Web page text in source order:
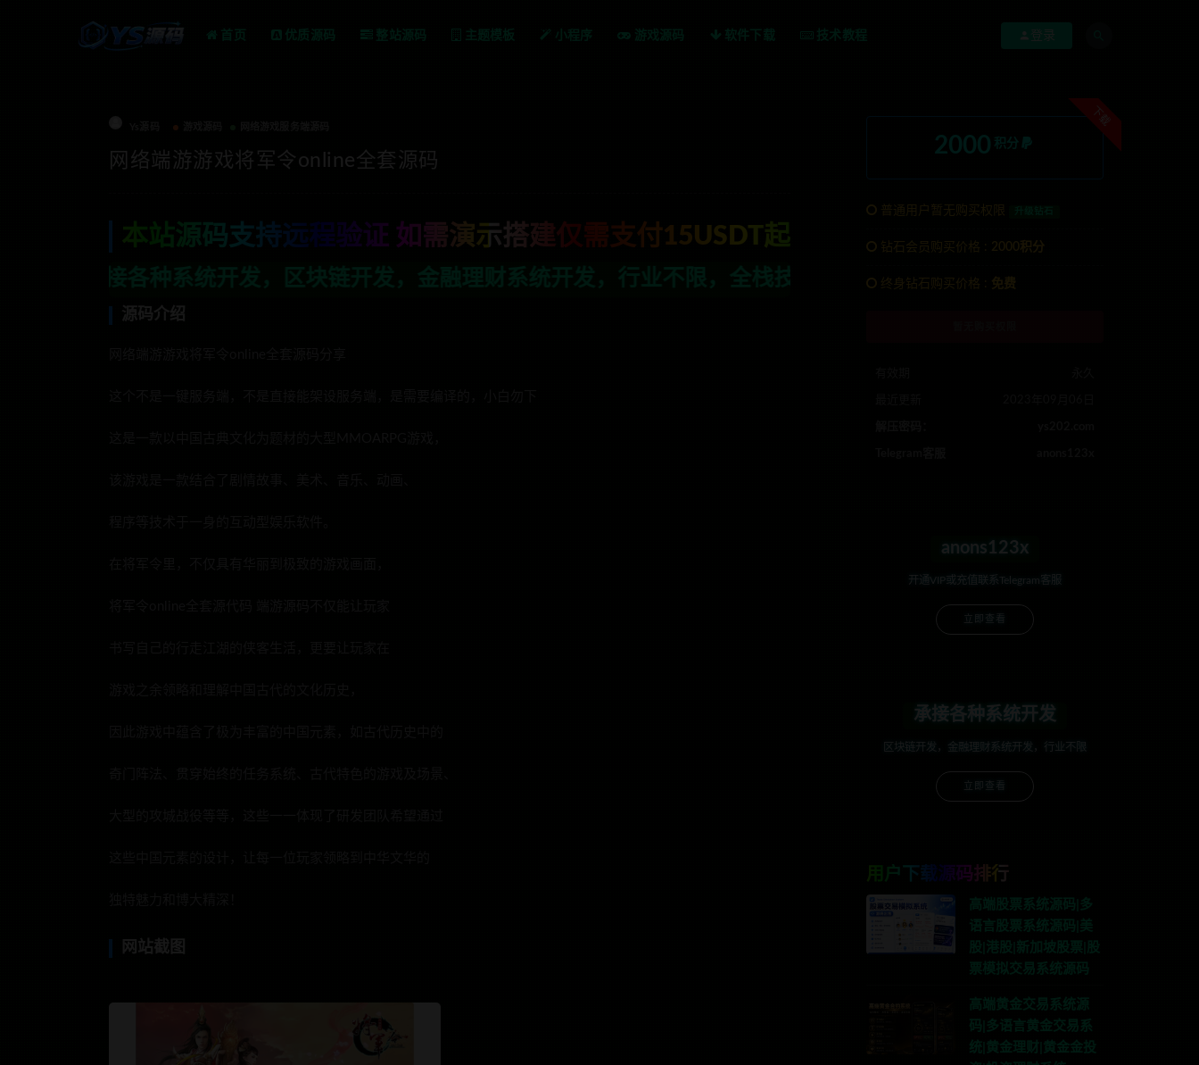
首页 优质源码 整站源码 主题模板 小程序 游戏源码 软件下载 技术教程 登录
网络端游游戏将军令online全套源码
本站源码支持远程验证 如需演示搭建仅需支付15USDT起
系统开发，区块链开发，金融理财系统开发，行业不限，全栈技术开发，定制，二开联系TG:anons123x
下载
2000 积分
普通用户暂无购买权限
钻石会员购买价格 : 2000积分
终身钻石购买价格 : 免费
anons123x
开通VIP或充值联系Telegram客服
立即查看
承接各种系统开发
区块链开发，金融理财系统开发，行业不限
立即查看
用户下载源码排行
高端股票系统源码|多
语言股票系统源码|美
股|港股|新加坡股票|股
票模拟交易系统源码
高端黄金交易系统源
码|多语言黄金交易系
统|黄金理财|黄金金投